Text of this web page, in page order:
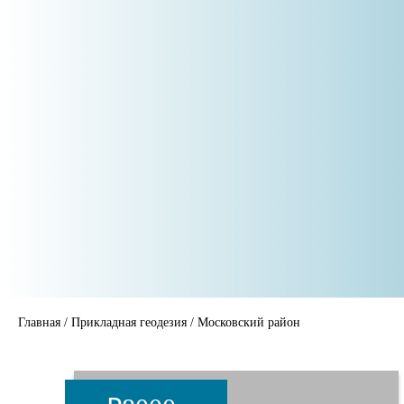
Главная / Прикладная геодезия / Московский район